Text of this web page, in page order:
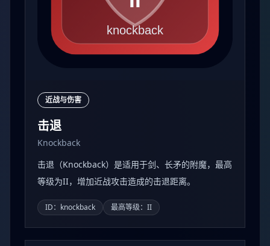
近战与伤害
击退
Knockback
击退（Knockback）是适用于剑、长矛的附魔，最高
等级为II，增加近战攻击造成的击退距离。
ID：knockback 最高等级：II